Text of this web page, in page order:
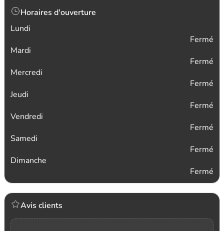
Horaires d'ouverture
Lundi
Fermé
Mardi
Fermé
Mercredi
Fermé
Jeudi
Fermé
Vendredi
Fermé
Samedi
Fermé
Dimanche
Fermé
Avis clients